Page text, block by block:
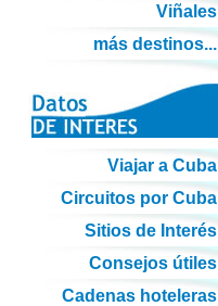
Viñales
más destinos...
Viajar a Cuba
Circuitos por Cuba
Sitios de Interés
Consejos útiles
Cadenas hoteleras